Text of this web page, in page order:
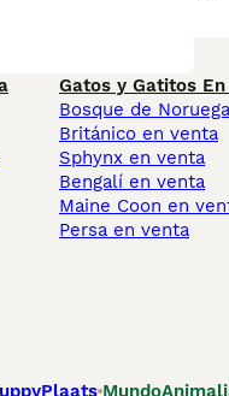
Gatos y Gatitos
Bosque de
Británico en venta
Sphynx en venta
Bengalí en venta
Maine Coon en
Persa en venta